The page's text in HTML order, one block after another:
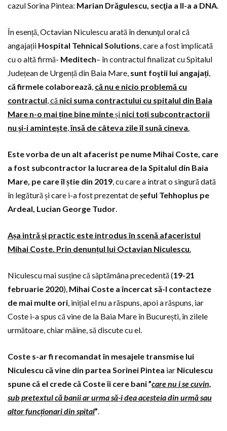
cazul Sorina Pintea: Marian Drăgulescu, secţia a II-a a DNA.
În esență, Octavian Niculescu arată în denunţul oral că
angajații Hospital Tehnical Solutions, care a fost implicată
cu o altă firmă- Meditech– în contractul finalizat cu Spitalul
Județean de Urgență din Baia Mare, sunt foştii lui angajați,
că firmele colaborează, că nu e nicio problemă cu
contractul, că nici suma contractului cu spitalul din Baia
Mare n-o mai ține bine minteși nici toți subcontractorii
nu şi-i aminteşte,însă de câteva zile îl sună cineva.
Este vorba de un alt afacerist pe nume Mihai Coste, care
a fost subcontractor la lucrarea de la Spitalul din Baia
Mare, pe care îl știe din 2019, cu care a intrat o singură dată
în legătură și care i-a fost prezentat deșeful Tehhoplus pe
Ardeal, Lucian George Tudor.
Așa intră şi practic este introdus în scenă afaceristul
Mihai Coste. Prin denunțul lui Octavian Niculescu.
Niculescu mai susține că săptămâna precedentă (19-21
februarie 2020), Mihai Coste a încercat să-l contacteze
de mai multe ori, inițial el nu a răspuns, apoi a răspuns, iar
Coste i-a spus că vine de la Baia Mare în București, în zilele
următoare, chiar mâine, să discute cu el.
Coste s-ar fi recomandat în mesajele transmise lui
Niculescu că vine din partea Sorinei Pintea iar Niculescu
spune că el crede că Coste îi cere bani ”care nu i se cuvin,
sub pretextul că banii ar urma să-i dea acesteia din urmă sau
altor funcționari din spital”.